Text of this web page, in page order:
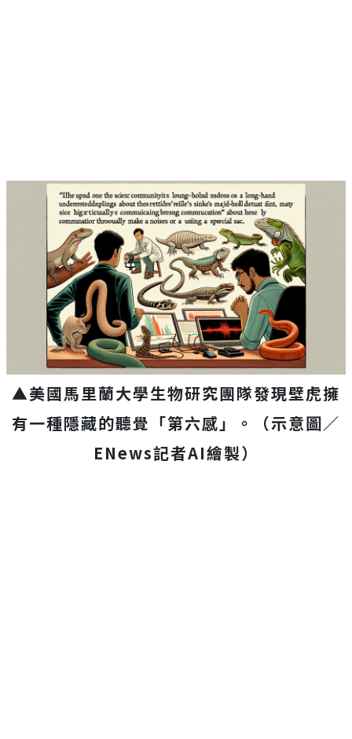
▲美國馬里蘭大學生物研究團隊發現壁虎擁
有一種隱藏的聽覺「第六感」。（示意圖／
ENews記者AI繪製）